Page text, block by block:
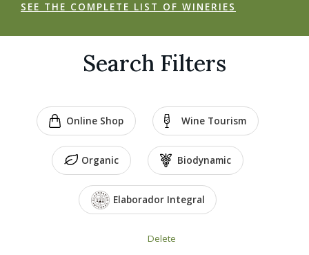
SEE THE COMPLETE LIST OF WINERIES
Search Filters
Online Shop Wine Tourism
Organic Biodynamic
Elaborador Integral
Delete